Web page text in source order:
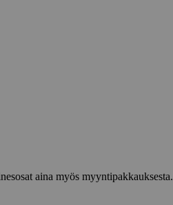
aina myös myyntipakkauksesta.